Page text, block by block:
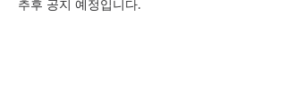
추후 공지 예정입니다.